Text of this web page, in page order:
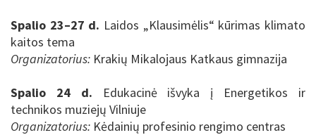
Spalio 23–27 d. Laidos „Klausimėlis“ kūrimas klimato
kaitos tema
Organizatorius: Krakių Mikalojaus Katkaus gimnazija
Spalio 24 d. Edukacinė išvyka į Energetikos ir
technikos muziejų Vilniuje
Organizatorius: Kėdainių profesinio rengimo centras